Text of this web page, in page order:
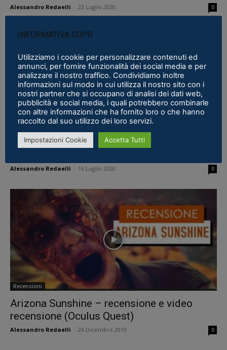
Alessandro Redaelli 23 Luglio 2020 0
Software
Five Nights at Freddy’s VR: analizziamo la
Alessandro Redaelli 16 Luglio 2020 0
Recensioni
Arizona Sunshine – recensione e video
recensione (Oculus Quest)
Alessandro Redaelli 26 Dicembre 2019 0
INFORMATIVA GDPR
Utilizziamo i cookie per personalizzare contenuti ed
annunci, per fornire funzionalità dei social media e per
analizzare il nostro traffico. Condividiamo inoltre
informazioni sul modo in cui utilizza il nostro sito con i
nostri partner che si occupano di analisi dei dati web,
pubblicità e social media, i quali potrebbero combinarle
con altre informazioni che ha fornito loro o che hanno
raccolto dal suo utilizzo dei loro servizi.
Impostazioni Cookie Accetta Tutti